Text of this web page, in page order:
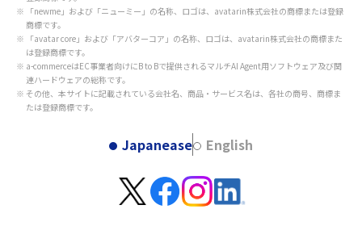
「newme」および「ニューミー」の名称、ロゴは、avatarin株式会社の商標または登録
商標です。
「avatar core」および「アバターコア」の名称、ロゴは、avatarin株式会社の商標また
は登録商標です。
a-commerceはEC事業者向けにB to Bで提供されるマルチAI Agent用ソフトウェア及び関
連ハードウェアの総称です。
その他、本サイトに記載されている会社名、商品・サービス名は、各社の商号、商標ま
たは登録商標です。
Japanease English